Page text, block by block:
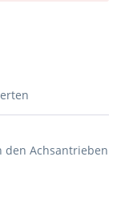
den Achsantrieben